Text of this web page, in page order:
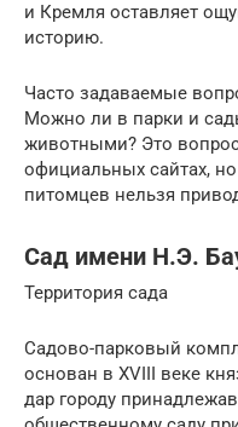
и Кремля оставляет
историю.
Часто задаваемые
Можно ли в парки и
животными? Это
официальных сайтах,
питомцев нельзя
Сад имени Н.Э.
Территория сада
Садово-парковый
основан в XVIII веке
дар городу